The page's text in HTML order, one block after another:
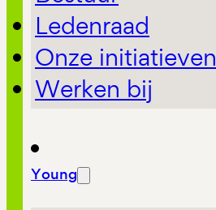
Ledenraad
Onze initiatieven
Werken bij
Young